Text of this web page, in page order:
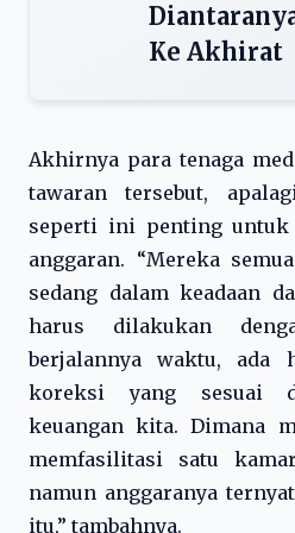
Ke Akhirat
Akhirnya para tenaga
tawaran tersebut,
seperti ini penting untuk
anggaran. “Mereka
sedang dalam keadaan
harus dilakukan
berjalannya waktu,
koreksi yang sesuai
keuangan kita. Dimana
memfasilitasi satu
namun anggaranya
itu,” tambahnya.